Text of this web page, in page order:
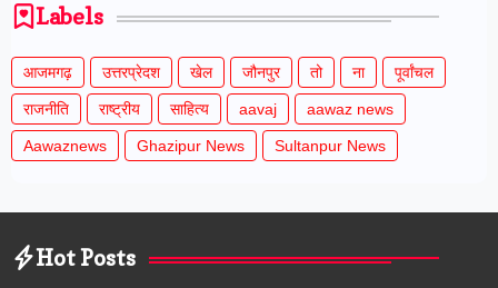
Labels
आजमगढ़ उत्तरप्रेदश खेल जौनपुर तो ना पूर्वांचल
राजनीति राष्ट्रीय साहित्य aavaj aawaz news
Aawaznews Ghazipur News Sultanpur News
Hot Posts